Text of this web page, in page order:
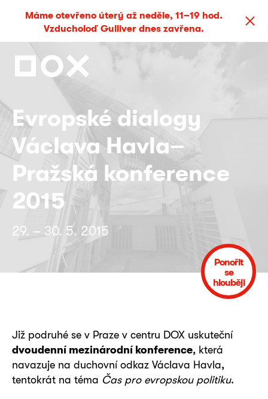
Máme otevřeno úterý až neděle, 11–19 hod.
Vzducholoď Gulliver dnes zavřena.
Evropské dialogy
Václava Havla–
Pražská konference
2015
29. – 30. 5. 2015
Ponořit
se
hlouběji
Již podruhé se v Praze v centru DOX uskuteční
dvoudenní mezinárodní konference, která
navazuje na duchovní odkaz Václava Havla,
tentokrát na téma Čas pro evropskou politiku.